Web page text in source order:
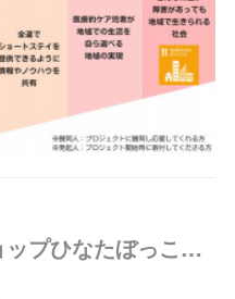
【レポート】ワークショップひなたぼっこ：「組織課題解決ワークショップ＠オンライン・第10回」を開催しました